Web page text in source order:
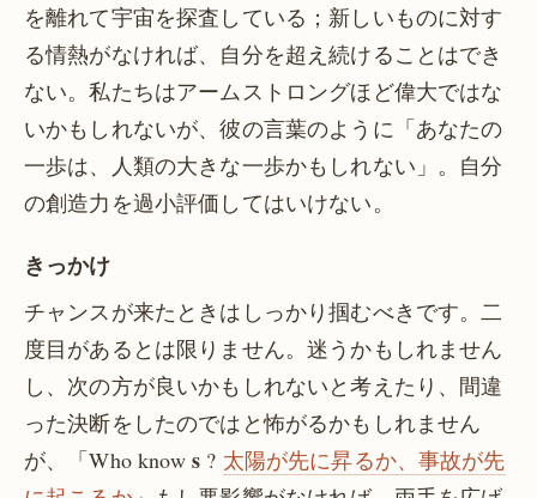
を離れて宇宙を探査している；新しいものに対す
る情熱がなければ、自分を超え続けることはでき
ない。私たちはアームストロングほど偉大ではな
いかもしれないが、彼の言葉のように「あなたの
一歩は、人類の大きな一歩かもしれない」。自分
の創造力を過小評価してはいけない。
きっかけ
チャンスが来たときはしっかり掴むべきです。二
度目があるとは限りません。迷うかもしれません
し、次の方が良いかもしれないと考えたり、間違
った決断をしたのではと怖がるかもしれません
が、「Who know s ? 太陽が先に昇るか、事故が先